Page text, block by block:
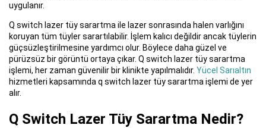
uygulanır.
Q switch lazer tüy sarartma ile lazer sonrasında halen varlığını
koruyan tüm tüyler sarartılabilir. İşlem kalıcı değildir ancak tüylerin
güçsüzleştirilmesine yardımcı olur. Böylece daha güzel ve
pürüzsüz bir görüntü ortaya çıkar. Q switch lazer tüy sarartma
işlemi, her zaman güvenilir bir klinikte yapılmalıdır. Yücel Sarıaltın
hizmetleri kapsamında q switch lazer tüy sarartma işlemi de yer
alır.
Q Switch Lazer Tüy Sarartma Nedir?